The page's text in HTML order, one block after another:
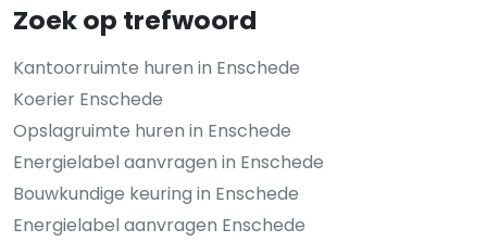
Zoek op trefwoord
Kantoorruimte huren in Enschede
Koerier Enschede
Opslagruimte huren in Enschede
Energielabel aanvragen in Enschede
Bouwkundige keuring in Enschede
Energielabel aanvragen Enschede